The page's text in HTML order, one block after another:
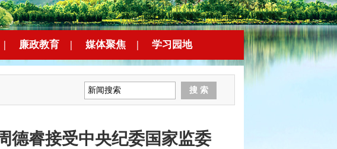
| 廉政教育 | 媒体聚焦 | 学习园地
德睿接受中央纪委国家监委